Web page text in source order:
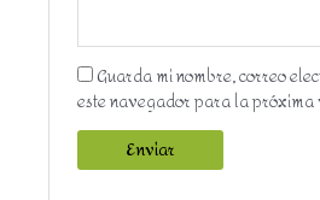
Guarda mi nombre, correo
este navegador para la próxima